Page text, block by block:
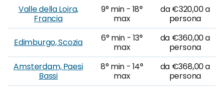
Valle della Loira,
Francia
9° min - 18°
max
da €320,00 a
persona
Edimburgo, Scozia
6° min - 13°
max
da €360,00 a
persona
Amsterdam, Paesi
Bassi
8° min - 14°
max
da €368,00 a
persona